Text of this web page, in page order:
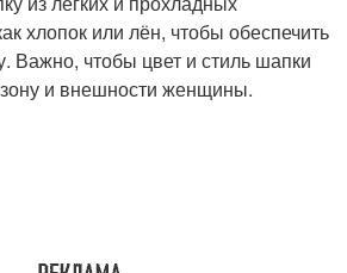
хлопок или лён, чтобы обеспечить
Важно, чтобы цвет и стиль шапки
и внешности женщины.